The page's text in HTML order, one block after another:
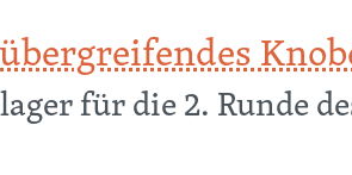
für die 2. Runde